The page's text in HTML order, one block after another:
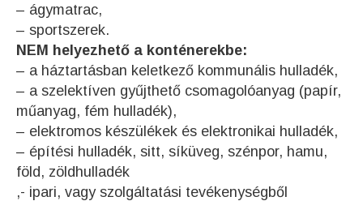
– ágymatrac,
– sportszerek.
NEM helyezhető a konténerekbe:
– a háztartásban keletkező kommunális hulladék,
– a szelektíven gyűjthető csomagolóanyag (papír,
műanyag, fém hulladék),
– elektromos készülékek és elektronikai hulladék,
– építési hulladék, sitt, síküveg, szénpor, hamu,
föld, zöldhulladék
,- ipari, vagy szolgáltatási tevékenységből